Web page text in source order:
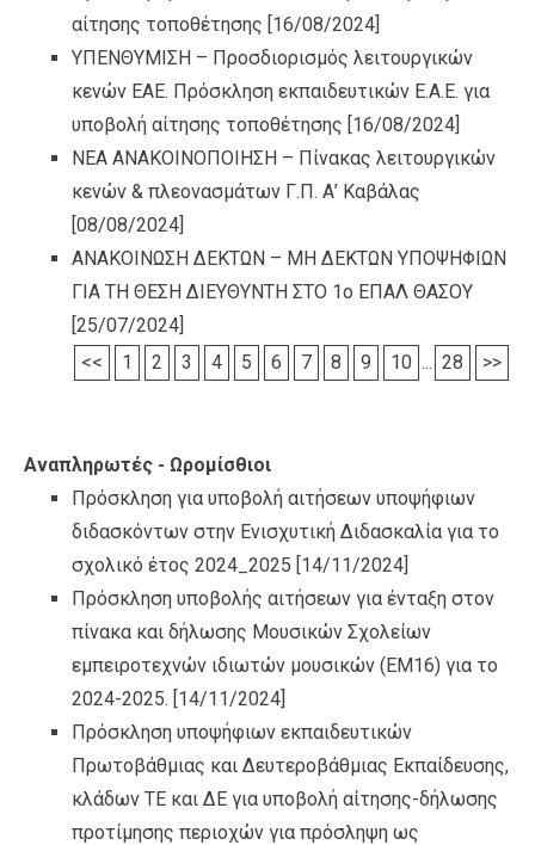
αίτησης τοποθέτησης [16/08/2024]
ΥΠΕΝΘΥΜΙΣΗ – Προσδιορισμός λειτουργικών
κενών ΕΑΕ. Πρόσκληση εκπαιδευτικών Ε.Α.Ε. για
υποβολή αίτησης τοποθέτησης [16/08/2024]
ΝΕΑ ΑΝΑΚΟΙΝΟΠΟΙΗΣΗ – Πίνακας λειτουργικών
κενών & πλεονασμάτων Γ.Π. Α’ Καβάλας
[08/08/2024]
ΑΝΑΚΟΙΝΩΣΗ ΔΕΚΤΩΝ – ΜΗ ΔΕΚΤΩΝ ΥΠΟΨΗΦΙΩΝ
ΓΙΑ ΤΗ ΘΕΣΗ ΔΙΕΥΘΥΝΤΗ ΣΤΟ 1ο ΕΠΑΛ ΘΑΣΟΥ
[25/07/2024]
<<
1 2 3 4 5 6 7 8 9 10 ... 28 >>
Αναπληρωτές - Ωρομίσθιοι
Πρόσκληση για υποβολή αιτήσεων υποψήφιων
διδασκόντων στην Ενισχυτική Διδασκαλία για το
σχολικό έτος 2024_2025 [14/11/2024]
Πρόσκληση υποβολής αιτήσεων για ένταξη στον
πίνακα και δήλωσης Μουσικών Σχολείων
εμπειροτεχνών ιδιωτών μουσικών (ΕΜ16) για το
2024-2025. [14/11/2024]
Πρόσκληση υποψήφιων εκπαιδευτικών
Πρωτοβάθμιας και Δευτεροβάθμιας Εκπαίδευσης,
κλάδων ΤΕ και ΔΕ για υποβολή αίτησης-δήλωσης
προτίμησης περιοχών για πρόσληψη ως